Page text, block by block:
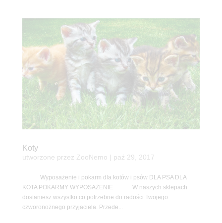
Koty
utworzone przez ZooNemo paź 29, 2017
Wyposażenie i pokarm dla kotów i psów DLA PSA DLA
KOTA POKARMY WYPOSAŻENIE W naszych sklepach
dostaniesz wszystko co potrzebne do radości Twojego
czworonożnego przyjaciela. Przede...